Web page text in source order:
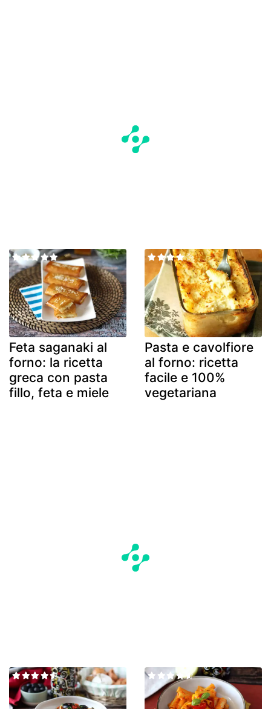
Feta saganaki al
forno: la ricetta
greca con pasta
fillo, feta e miele
Pasta e cavolfiore
al forno: ricetta
facile e 100%
vegetariana